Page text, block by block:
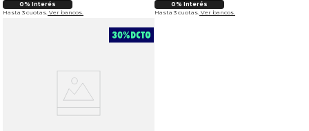
0% Interés
Hasta 3 cuotas. Ver bancos.
0% Interés
Hasta 3 cuotas. Ver bancos.